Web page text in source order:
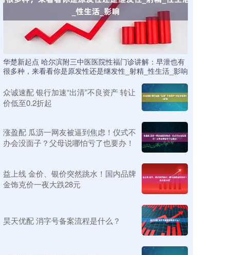
华楚新起点 哈尔滨附三中医医院性福门诊讲解：早泄也有
很多种，来看看你是原发性还是继发性_射精_性生活_影响
众诚速配 银行加速“出清”不良资产 转让
价低至0.2折起
涨盈配 瓜沥一网友被逼到焦虑！仪式不
办会没面子？父母说哪怕亏了也要办！
益上线 金价、银价突然跳水！国内品牌
金饰克价一夜大跌28元
昊天优配 消字号备案流程是什么？